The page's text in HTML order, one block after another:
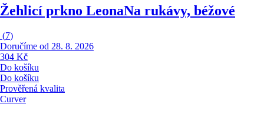
Žehlicí prkno LeonaNa rukávy, béžové
(7)
Doručíme od 28. 8. 2026
304 Kč
Do košíku
Do košíku
Prověřená kvalita
Curver